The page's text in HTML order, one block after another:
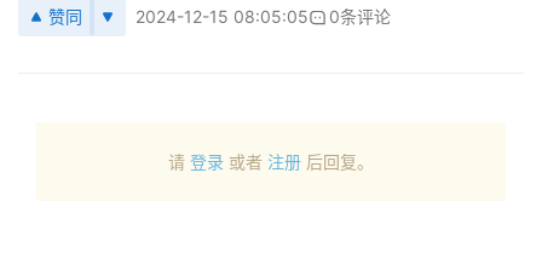
赞同 2024-12-15 08:05:05 0条评论
请 登录 或者 注册 后回复。